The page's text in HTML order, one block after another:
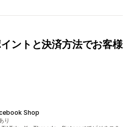
ントと決済方法でお客様
Shop
り